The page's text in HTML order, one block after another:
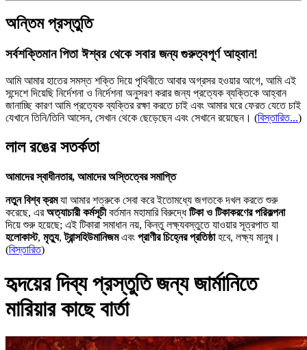
অন্তিম প্রস্তুতি
সর্বশক্তিমান পিতা ঈশ্বর থেকে সবার জন্য গুরুত্বপূর্ণ আহ্বান!
আমি আমার হাতের সমস্ত শক্তি দিয়ে পৃথিবীতে আবার অগ্রসর হওয়ার আগে, আমি এই
সন্দেশে দিয়েছি নির্দেশনা ও নির্দেশনা অনুসরণ করার জন্য প্রত্যেক ব্যক্তিকে আহ্বান
জানাচ্ছি কারণ আমি প্রত্যেক ব্যক্তির রক্ষা করতে চাই এবং আমার ঘরে ফেরত যেতে চাই
যেখানে তিনি/তিনি আসেন, সেখান থেকে ছেড়েছেন এবং সেখানে রয়েছেন। (বিস্তারিত...)
লাল রঙের সতর্কতা
আমাদের স্বাধীনতার, আমাদের অস্তিত্বের সমাপ্তি
নতুন বিশ্ব ক্রমযা আমার শত্রুকে সেবা করে ইতোমধ্যে জগতকে দখল করতে শুরু
করেছে, এরঅত্যাচারী কর্মসূচীবর্তমান মহামারি বিরুদ্ধেটিকা ও টিকাকরণের পরিকল্পনা
দিয়ে শুরু হয়েছে; এই টিকারা সমাধান নয়, কিন্তু লক্ষ্যবস্তুতে যাওয়ার সূত্রপাত যা
হলোকাস্ট, মৃত্যু,ট্রান্সহিউমানিজমএবং প্রাণীর চিহ্নের প্রতিষ্ঠাহবে, লক্ষ্য মানুষ।
(বিস্তারিত)
হৃদয়ের দিব্য প্রস্তুতি জন্য জার্মানিতে
মারিয়ার কাছে বার্তা